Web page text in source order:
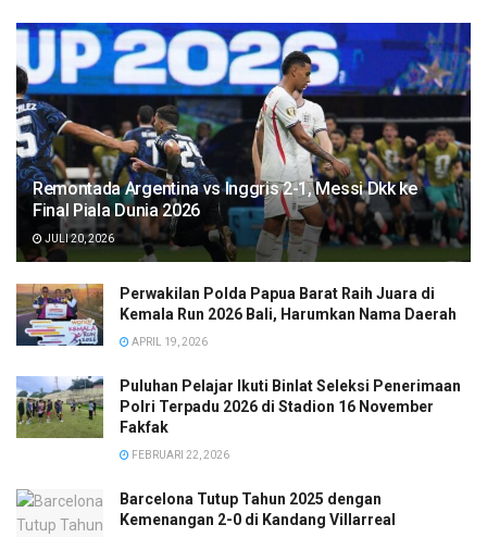
Remontada Argentina vs Inggris 2-1, Messi Dkk ke
Final Piala Dunia 2026
JULI 20, 2026
Perwakilan Polda Papua Barat Raih Juara di
Kemala Run 2026 Bali, Harumkan Nama Daerah
APRIL 19, 2026
Puluhan Pelajar Ikuti Binlat Seleksi Penerimaan
Polri Terpadu 2026 di Stadion 16 November
Fakfak
FEBRUARI 22, 2026
Barcelona Tutup Tahun 2025 dengan
Kemenangan 2-0 di Kandang Villarreal